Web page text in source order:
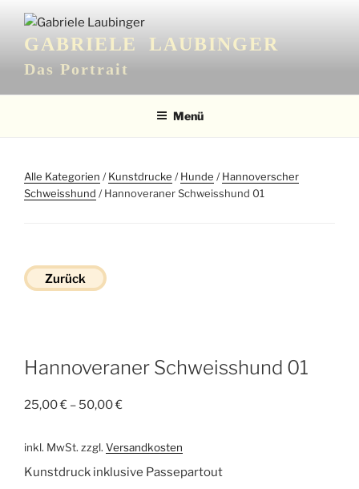
Inhalt
springenGABRIELE LAUBINGER
Das Portrait
Menü
Alle Kategorien /Kunstdrucke /Hunde /Hannoverscher
Schweisshund / Hannoveraner Schweisshund 01
Zurück
Hannoveraner Schweisshund 01
25,00€ – 50,00€
inkl. MwSt. zzgl. Versandkosten
Kunstdruck inklusive Passepartout